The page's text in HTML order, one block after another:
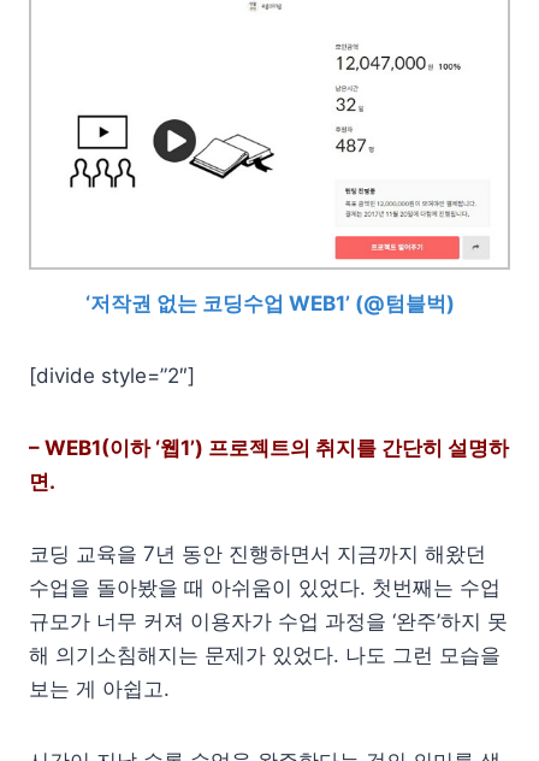
‘저작권 없는 코딩수업 WEB1’ (@텀블벅)
[divide style=”2″]
– WEB1(이하 ‘웹1’) 프로젝트의 취지를 간단히 설명하
면.
코딩 교육을 7년 동안 진행하면서 지금까지 해왔던
수업을 돌아봤을 때 아쉬움이 있었다. 첫번째는 수업
규모가 너무 커져 이용자가 수업 과정을 ‘완주’하지 못
해 의기소침해지는 문제가 있었다. 나도 그런 모습을
보는 게 아쉽고.